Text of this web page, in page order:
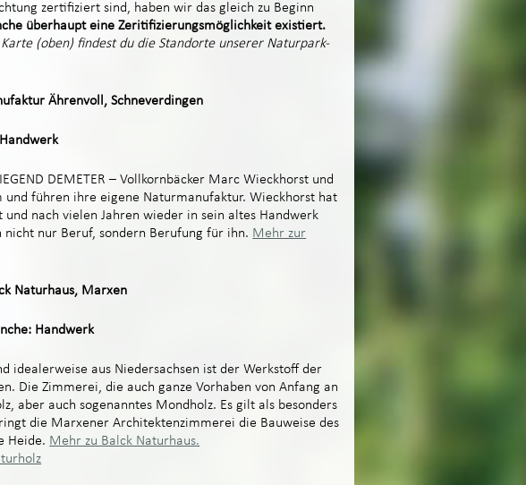
zertifiziert sind, haben wir das gleich zu Beginn
überhaupt eine Zeritifizierungsmöglichkeit existiert.
(oben) findest du die Standorte unserer Naturpark-
Ährenvoll, Schneverdingen
DEMETER – Vollkornbäcker Marc Wieckhorst und
und führen ihre eigene Naturmanufaktur. Wieckhorst hat
nach vielen Jahren wieder in sein altes Handwerk
nicht nur Beruf, sondern Berufung für ihn. Mehr zur
Naturhaus, Marxen
Handwerk
idealerweise aus Niedersachsen ist der Werkstoff der
Die Zimmerei, die auch ganze Vorhaben von Anfang an
aber auch sogenanntes Mondholz. Es gilt als besonders
die Marxener Architektenzimmerei die Bauweise des
Heide. Mehr zu Balck Naturhaus.